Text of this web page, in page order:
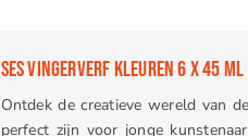
SES VINGERVERF KLEUREN 6 X 45 ML
Ontdek de creatieve wereld van
perfect zijn voor jonge